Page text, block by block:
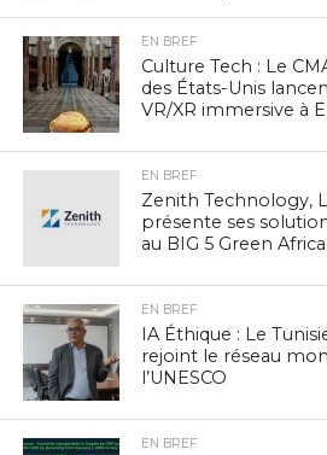
EN BREF
Culture Tech : Le
des États-Unis
VR/XR immersive à
EN BREF
Zenith Technology,
présente ses
au BIG 5 Green
EN BREF
IA Éthique : Le
rejoint le réseau
l’UNESCO
EN BREF